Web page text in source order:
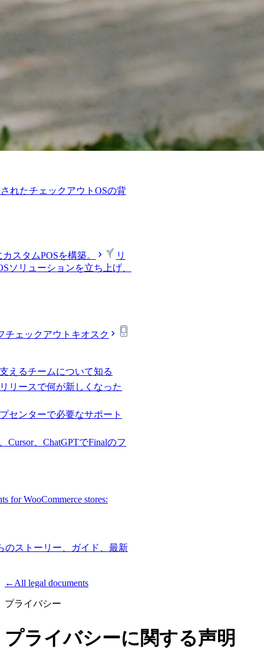
れたチェックアウトOSの背
スタムPOSを構築。
リ
ソリューションを立ち上げ、
チェックアウトキオスク
えるチームについて知る
リースで何が新しくなった
センターで必要なサポート
Cursor、ChatGPTでFinalのフ
for WooCommerce stores:
のストーリー、ガイド、最新
Product
Merchant Hub Manage your business
← All legal documents
プライバシー
プライバシーに関する声明